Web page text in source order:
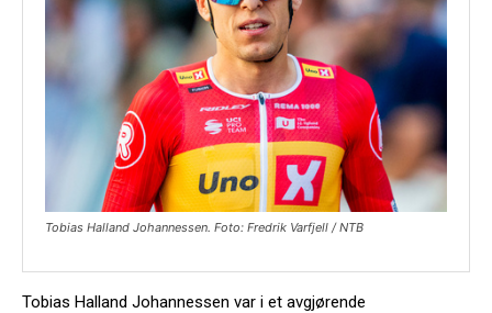
Tobias Halland Johannessen. Foto: Fredrik Varfjell / NTB
Tobias Halland Johannessen var i et avgjørende